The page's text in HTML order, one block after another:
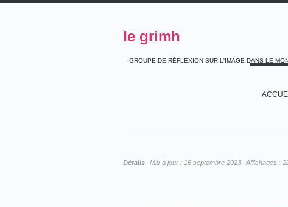
le grimh
GROUPE DE RÉFLEXION SUR L'IMAGE DANS LE
Détails Mis à jour : 16 septembre 2023 Affichages :